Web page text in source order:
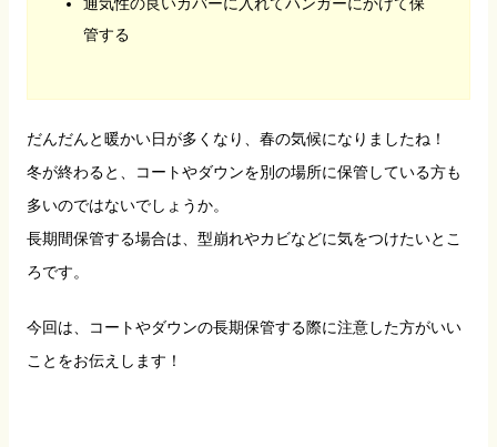
管する
だんだんと暖かい日が多くなり、春の気候になりましたね！
冬が終わると、コートやダウンを別の場所に保管している方も
多いのではないでしょうか。
長期間保管する場合は、型崩れやカビなどに気をつけたいとこ
ろです。
今回は、コートやダウンの長期保管する際に注意した方がいい
ことをお伝えします！